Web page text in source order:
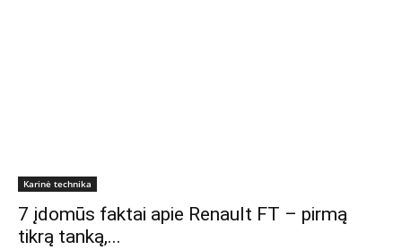
Karinė technika
7 įdomūs faktai apie Renault FT – pirmą
tikrą tanką,...